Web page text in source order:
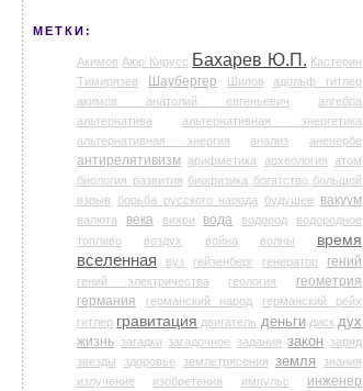
МЕТКИ:
Акимов Аюр Кирусс Бахарев Ю.П. Кастерин
Тимирязев
Шаубергер Шипов
адольф гитлер
акимов анатолий евгеньевич
алгебра
альтернатива
альтернативная энергетика
альтернативная энергия
анализ аненербе
антирелятивизм арифметика археология атом
биология развития биофизика богатство большой
взрыв
борьба русского народа будущее вакуум
валюта века вихри вода водород
водородное
топливо
воздух война волны
время
вселенная
вуз гейзенберг генератор гений
гений электричества геология
геометрия
германия
германский народ
германский рейх
гитлер гравитация двигатель деньги диск дух
жизнь загадки загадочное задания закон заряд
звезды
здоровье землетрясения земля
знания
излучение
изобретения импульс инженер